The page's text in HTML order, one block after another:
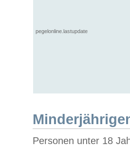
pegelonline.lastupdate
Personen unter 18